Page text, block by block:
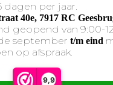
9,9
reserved. Website by
dagen per jaar.
40e, 7917 RC
geopend van 9:00-
september t/m eind
op afspraak.